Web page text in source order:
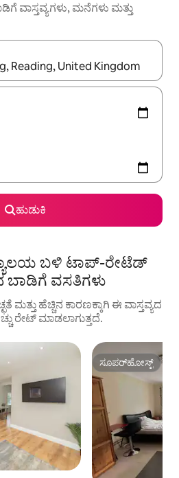
ವಾಸ್ತವ್ಯಗಳು, ಮನೆಗಳು ಮತ್ತು
ಅಪ್ ಮತ್ತು ಡೌನ್ ಬಾಣದ ಕೀಲಿಗಳೊಂದಿಗೆ
ಹುಡುಕಿ
ಬಳಿ ಟಾಪ್-ರೇಟೆಡ್
ಬಾಡಿಗೆ ವಸತಿಗಳು
ಮತ್ತು ಹೆಚ್ಚಿನ ಕಾರಣಕ್ಕಾಗಿ ಈ ವಾಸ್ತವ್ಯದ
ರೇಟ್ ಮಾಡಲಾಗುತ್ತದೆ.
ಸೂಪರ್‌ಹೋಸ್ಟ್
ಸೂಪರ್‌ಹೋಸ್ಟ್